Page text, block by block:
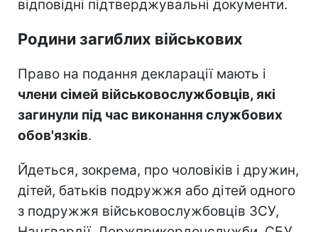
відповідні підтверджувальні документи.
Родини загиблих військових
Право на подання декларації мають і
члени сімей військовослужбовців, які
загинули під час виконання службових
обов'язків.
Йдеться, зокрема, про чоловіків і дружин,
дітей, батьків подружжя або дітей одного
з подружжя військовослужбовців ЗСУ,